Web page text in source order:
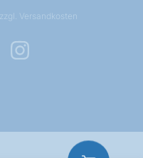
Versandkosten